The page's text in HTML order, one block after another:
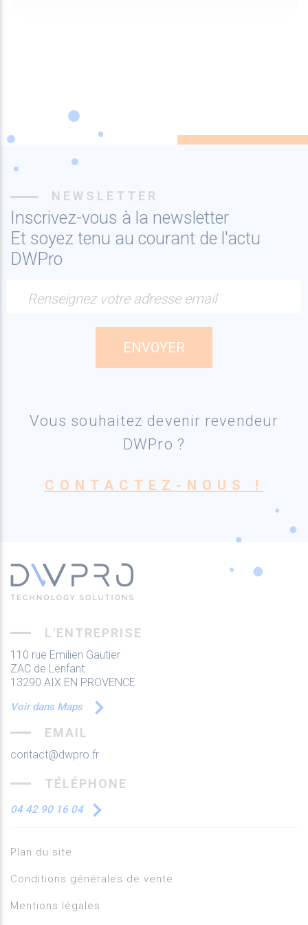
NEWSLETTER
Inscrivez-vous à la newsletter
Et soyez tenu au courant de l'actu
DWPro
Renseignez votre adresse email
Vous souhaitez devenir revendeur
DWPro ?
CONTACTEZ-NOUS !
L'ENTREPRISE
110 rue Emilien Gautier
ZAC de Lenfant
13290 AIX EN PROVENCE
Voir dans Maps
EMAIL
contact@dwpro.fr
TÉLÉPHONE
04 42 90 16 04
Plan du site
Conditions générales de vente
Mentions légales